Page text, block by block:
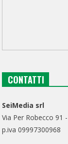
CONTATTI
SeiMedia srl
Via Per Robecco 91
p.iva 09997300968